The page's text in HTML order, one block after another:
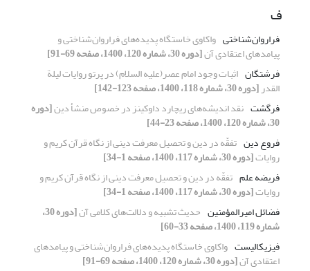
ف
فراروان‌شناختی واکاوی خاستگاه پدیده‌های فراروان‌شناختی و
پیامدهای اعتقادی آن[دوره 30، شماره 120، 1400، صفحه 69-91]
فرشتگان اثبات وجود امام عصر(علیه السلام) در پرتو روایات لیلة
القدر[دوره 30، شماره 118، 1400، صفحه 123-142]
فرگشت نقد اندیشه‌های ریچارد داوکینز در خصوص منشأ دین[دوره
30، شماره 120، 1400، صفحه 23-44]
فروع دین تفقّه در دین و تحصیل معرفت دینی از نگاه قرآن کریم و
روایات[دوره 30، شماره 117، 1400، صفحه 1-34]
فریضه علم تفقّه در دین و تحصیل معرفت دینی از نگاه قرآن کریم و
روایات[دوره 30، شماره 117، 1400، صفحه 1-34]
فضائل امیرالمؤمنین حدیث تشبیه و دلالت‌های کلامی آن [دوره 30،
شماره 119، 1400، صفحه 33-60]
فیزیکالیست واکاوی خاستگاه پدیده‌های فراروان‌شناختی و پیامدهای
اعتقادی آن[دوره 30، شماره 120، 1400، صفحه 69-91]